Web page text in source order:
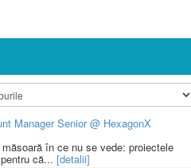
Manager Senior @ HexagonX
în ce nu se vede: proiectele
că... [detalii]